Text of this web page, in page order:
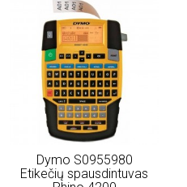
Dymo S0955980
Etikečių spausdintuvas